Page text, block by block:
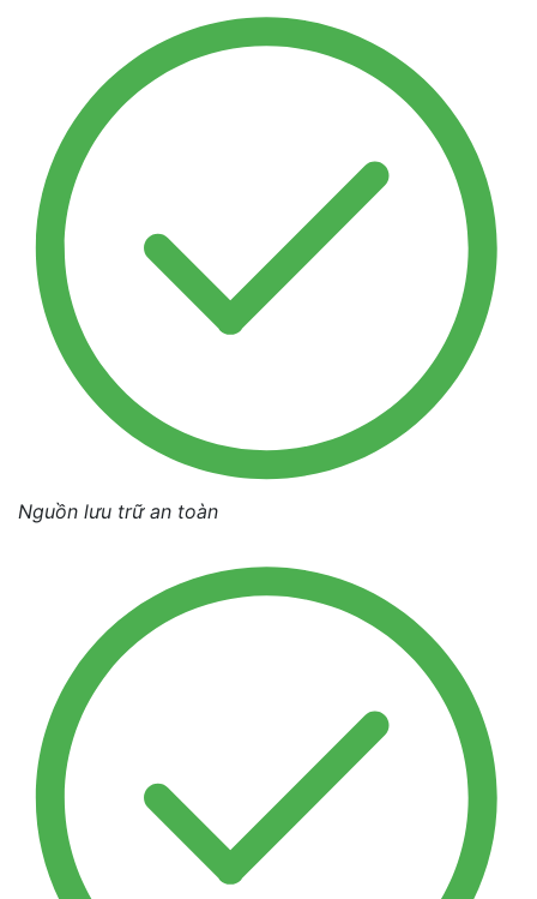
Nguồn lưu trữ an toàn